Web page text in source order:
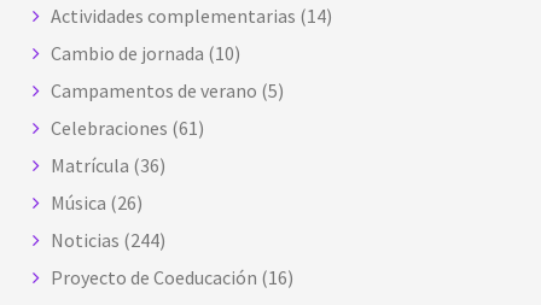
s
t
e
Actividades complementarias (14)
Cambio de jornada (10)
Campamentos de verano (5)
Celebraciones (61)
Matrícula (36)
Música (26)
Noticias (244)
Proyecto de Coeducación (16)